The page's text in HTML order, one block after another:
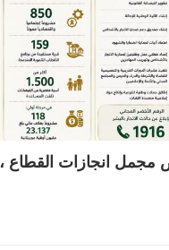
مجمل انجازات القطاع ،